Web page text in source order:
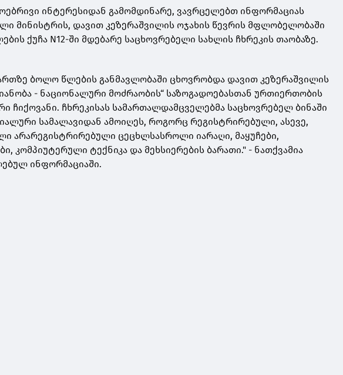
ინტერესიდან გამომდინარე, ვავრცელებთ ინფორმაციას
მინისტრის, დავით კეზერაშვილის ოჯახის წევრის მფლობელობაში
ქუჩა N12-ში მდებარე საცხოვრებელი სახლის ჩხრეკის თაობაზე.
ბოლო წლების განმავლობაში ცხოვრობდა დავით კეზერაშვილის
- ნაციონალური მოძრაობის“ საზოგადოებასთან ურთიერთობის
ჩიქოვანი. ჩხრეკისას სამართალდამცველებმა საცხოვრებელ ბინაში
სამალავიდან ამოიღეს, როგორც რეგისტრირებული, ასევე,
არარეგისტრირებული ცეცხლსასროლი იარაღი, მაყუჩები,
კომპიუტერული ტექნიკა და მეხსიერების ბარათი." - ნათქვამია
ინფორმაციაში.